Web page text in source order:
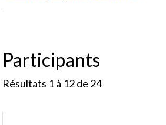
Participants
Résultats 1 à 12 de 24